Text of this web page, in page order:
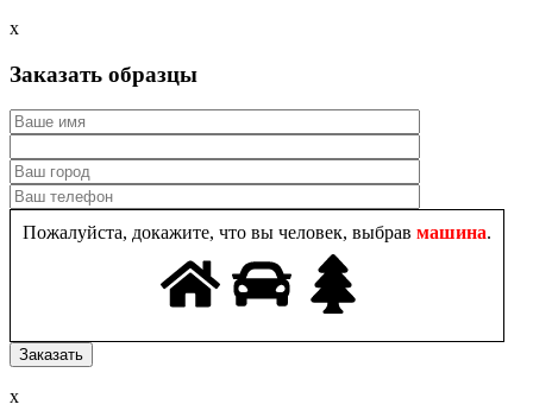
x
Заказать образцы
Пожалуйста, докажите, что вы человек, выбрав машина.
x